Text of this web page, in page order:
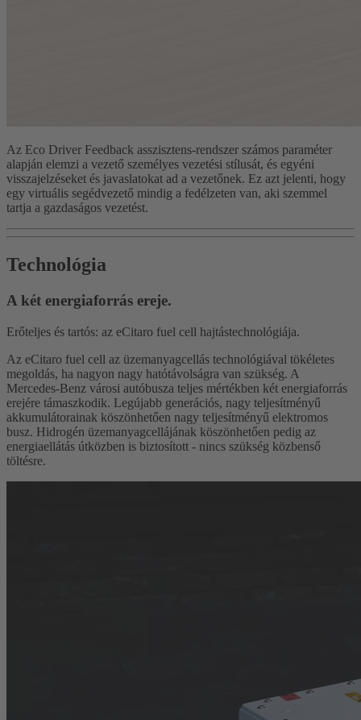
Az Eco Driver Feedback asszisztens-rendszer számos paraméter
alapján elemzi a vezető személyes vezetési stílusát, és egyéni
visszajelzéseket és javaslatokat ad a vezetőnek. Ez azt jelenti, hogy
egy virtuális segédvezető mindig a fedélzeten van, aki szemmel
tartja a gazdaságos vezetést.
Technológia
A két energiaforrás ereje.
Erőteljes és tartós: az eCitaro fuel cell hajtástechnológiája.
Az eCitaro fuel cell az üzemanyagcellás technológiával tökéletes
megoldás, ha nagyon nagy hatótávolságra van szükség. A
Mercedes-Benz városi autóbusza teljes mértékben két energiaforrás
erejére támaszkodik. Legújabb generációs, nagy teljesítményű
akkumulátorainak köszönhetően nagy teljesítményű elektromos
busz. Hidrogén üzemanyagcellájának köszönhetően pedig az
energiaellátás útközben is biztosított - nincs szükség közbenső
töltésre.